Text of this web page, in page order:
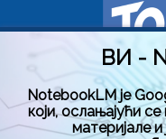
Користимо колачиће
побољшали искуство
ћемо запамтити ваше
ВИ -
NotebookLM је
који, ослањајући
материјале